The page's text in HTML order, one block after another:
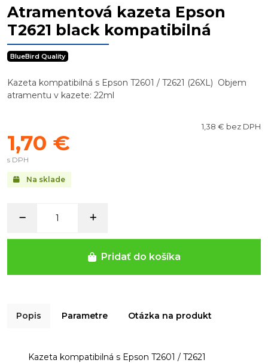
Atramentová kazeta Epson
T2621 black kompatibilná
BlueBird Quality
Kazeta kompatibilná s Epson T2601 / T2621 (26XL) Objem
atramentu v kazete: 22ml
Na sklade
1,38 € bez DPH
1,70 €
s DPH
Pridať do košíka
Popis Parametre Otázka na produkt
Kazeta kompatibilná s Epson T2601 / T2621